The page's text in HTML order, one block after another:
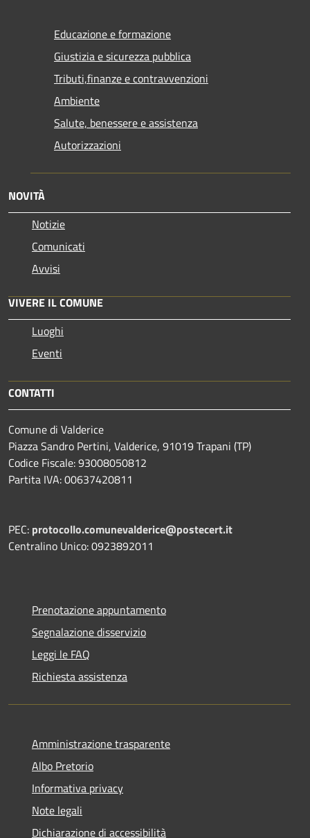
Educazione e formazione
Giustizia e sicurezza pubblica
Tributi,finanze e contravvenzioni
Ambiente
Salute, benessere e assistenza
Autorizzazioni
NOVITÀ
Notizie
Comunicati
Avvisi
VIVERE IL COMUNE
Luoghi
Eventi
CONTATTI
Comune di Valderice
Piazza Sandro Pertini, Valderice, 91019 Trapani (TP)
Codice Fiscale: 93008050812
Partita IVA: 00637420811
PEC: protocollo.comunevalderice@postecert.it
Centralino Unico: 0923892011
Prenotazione appuntamento
Segnalazione disservizio
Leggi le FAQ
Richiesta assistenza
Amministrazione trasparente
Albo Pretorio
Informativa privacy
Note legali
Dichiarazione di accessibilità